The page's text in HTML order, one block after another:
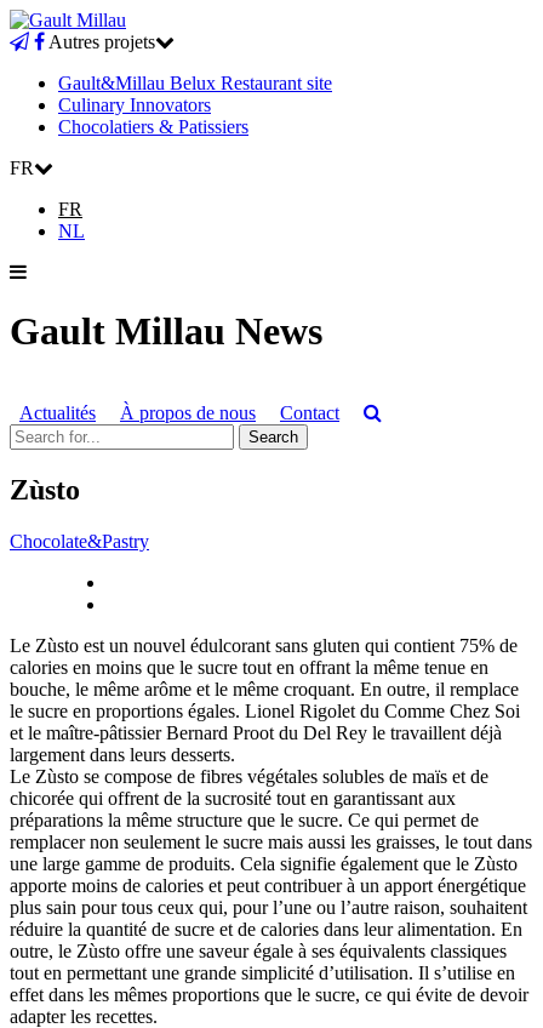
Autres projets
Gault&Millau Belux Restaurant site
Culinary Innovators
Chocolatiers & Patissiers
FR
FR
NL
Gault Millau News
Actualités À propos de nous Contact
Zùsto
Chocolate&Pastry
Le Zùsto est un nouvel édulcorant sans gluten qui contient 75% de
calories en moins que le sucre tout en offrant la même tenue en
bouche, le même arôme et le même croquant. En outre, il remplace
le sucre en proportions égales. Lionel Rigolet du Comme Chez Soi
et le maître-pâtissier Bernard Proot du Del Rey le travaillent déjà
largement dans leurs desserts.
Le Zùsto se compose de fibres végétales solubles de maïs et de
chicorée qui offrent de la sucrosité tout en garantissant aux
préparations la même structure que le sucre. Ce qui permet de
remplacer non seulement le sucre mais aussi les graisses, le tout dans
une large gamme de produits. Cela signifie également que le Zùsto
apporte moins de calories et peut contribuer à un apport énergétique
plus sain pour tous ceux qui, pour l’une ou l’autre raison, souhaitent
réduire la quantité de sucre et de calories dans leur alimentation. En
outre, le Zùsto offre une saveur égale à ses équivalents classiques
tout en permettant une grande simplicité d’utilisation. Il s’utilise en
effet dans les mêmes proportions que le sucre, ce qui évite de devoir
adapter les recettes.